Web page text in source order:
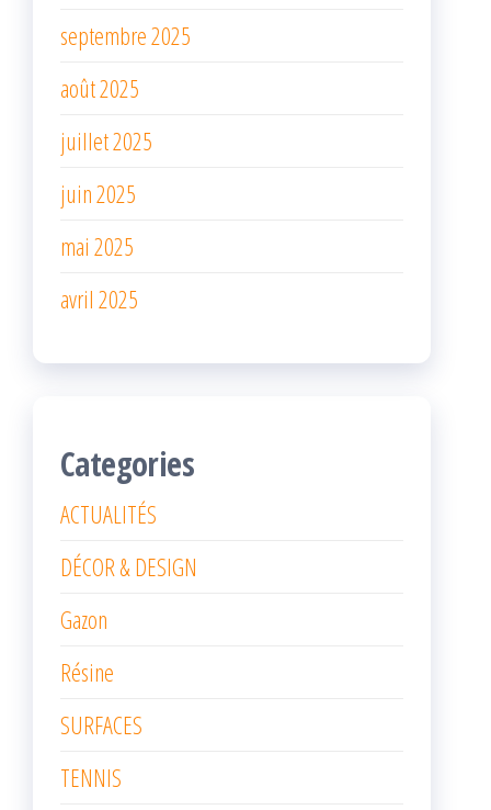
septembre 2025
août 2025
juillet 2025
juin 2025
mai 2025
avril 2025
Categories
ACTUALITÉS
DÉCOR & DESIGN
Gazon
Résine
SURFACES
TENNIS